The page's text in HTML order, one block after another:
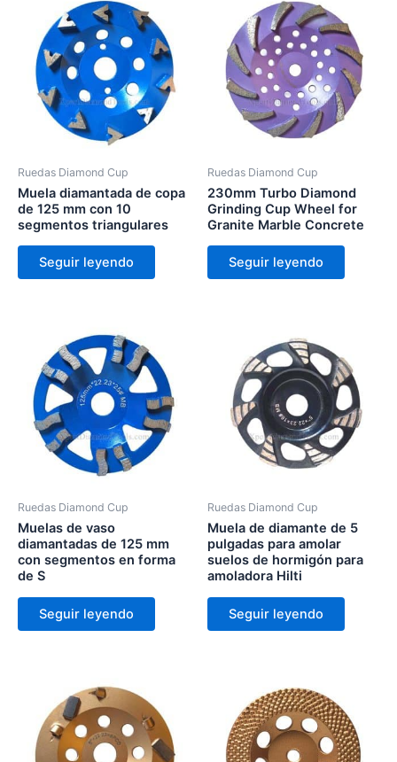
Ruedas Diamond Cup
Muela diamantada de copa
de 125 mm con 10
segmentos triangulares
Seguir leyendo
Ruedas Diamond Cup
230mm Turbo Diamond
Grinding Cup Wheel for
Granite Marble Concrete
Seguir leyendo
Ruedas Diamond Cup
Muelas de vaso
diamantadas de 125 mm
con segmentos en forma
de S
Seguir leyendo
Ruedas Diamond Cup
Muela de diamante de 5
pulgadas para amolar
suelos de hormigón para
amoladora Hilti
Seguir leyendo